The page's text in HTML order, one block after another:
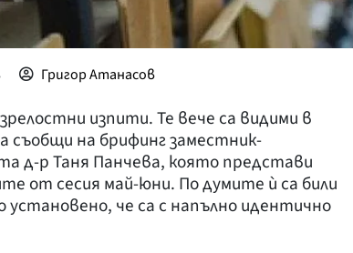
Григор Атанасов
изпити. Те вече са видими в
на брифинг заместник-
д-р Таня Панчева, която представи
от сесия май-юни. По думите ѝ са били
че са с напълно идентично